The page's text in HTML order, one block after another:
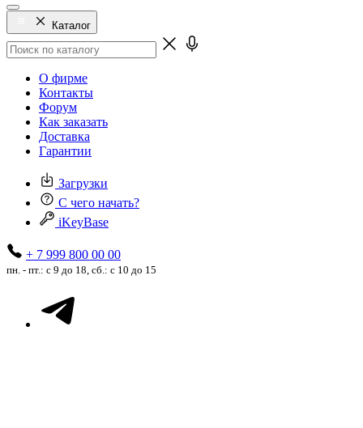
Каталог
О фирме
Контакты
Форум
Как заказать
Доставка
Гарантии
Загрузки
С чего начать?
iKeyBase
+ 7 999 800 00 00
пн. - пт.: с 9 до 18, сб.: с 10 до 15